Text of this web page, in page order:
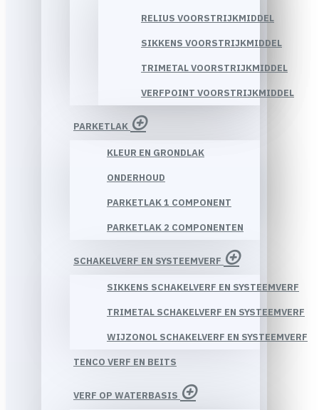
RELIUS VOORSTRIJKMIDDEL
SIKKENS VOORSTRIJKMIDDEL
TRIMETAL VOORSTRIJKMIDDEL
VERFPOINT VOORSTRIJKMIDDEL
PARKETLAK
KLEUR EN GRONDLAK
ONDERHOUD
PARKETLAK 1 COMPONENT
PARKETLAK 2 COMPONENTEN
SCHAKELVERF EN SYSTEEMVERF
SIKKENS SCHAKELVERF EN SYSTEEMVERF
TRIMETAL SCHAKELVERF EN SYSTEEMVERF
WIJZONOL SCHAKELVERF EN SYSTEEMVERF
TENCO VERF EN BEITS
VERF OP WATERBASIS